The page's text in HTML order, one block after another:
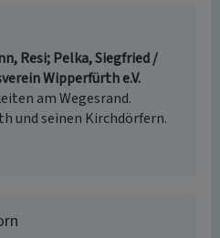
Resi; Pelka, Siegfried /
Wipperfürth e.V.
am Wegesrand.
und seinen Kirchdörfern.